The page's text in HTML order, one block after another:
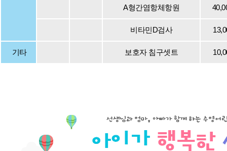
A형간염항체항원
비타민D검사
기타 보호자 침구셋트